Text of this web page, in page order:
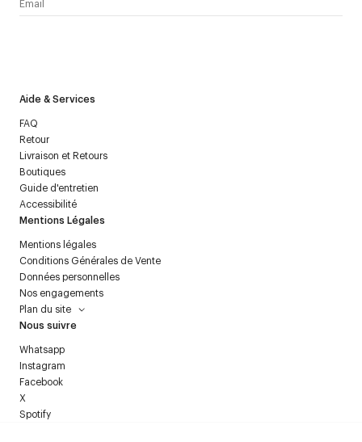
Aide & Services
FAQ
Retour
Livraison et Retours
Boutiques
Guide d'entretien
Accessibilité
Mentions Légales
Mentions légales
Conditions Générales de Vente
Données personnelles
Nos engagements
Plan du site
Nous suivre
Whatsapp
Instagram
Facebook
X
Spotify